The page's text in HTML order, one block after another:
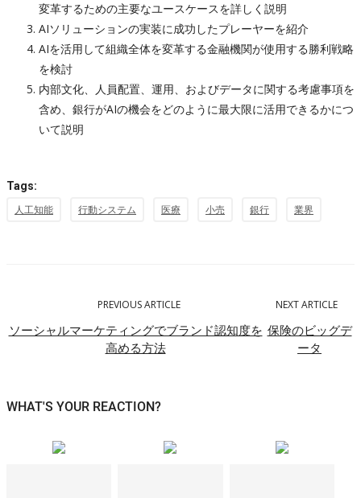
変革するための主要なユースケースを詳しく説明
AIソリューションの実装に成功したプレーヤーを紹介
AIを活用して組織全体を変革する金融機関が使用する勝利戦略
を検討
内部文化、人員配置、運用、およびデータに関する考慮事項を
含め、銀行がAIの機会をどのように最大限に活用できるかにつ
いて説明
Tags:
人工知能 行動システム 医療 小売 銀行 業界
PREVIOUS ARTICLE
ソーシャルマーケティングでブランド認知度を
高める方法
NEXT ARTICLE
保険のビッグデ
ータ
WHAT'S YOUR REACTION?